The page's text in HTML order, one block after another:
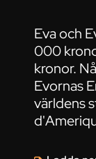
Eva och
000
kronor.
Evornas
världens